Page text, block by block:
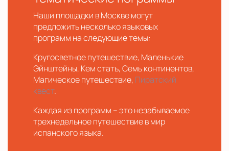
Наши площадки в Москве могут
предложить несколько языковых
программ на следующие темы:
Кругосветное путешествие, Маленькие
Эйнштейны, Кем стать, Семь континентов,
Магическое путешествие, Пиратский
квест.
Каждая из программ – это незабываемое
трехнедельное путешествие в мир
испанского языка.